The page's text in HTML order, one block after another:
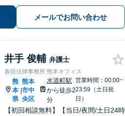
局・証券会社」勤務で培った税の知識
を生かし、依頼者に寄り添った強いパ
メールでお問い合わせ
井手 俊輔 弁護士
春田法律事務所 熊本オフィス
熊
本
県
|
熊本
市中
央区
水道町駅
から徒歩2
分
営業時間：00:00~
23:59（土日祝
日）
【初回相談無料】【当日/夜間/土日24時